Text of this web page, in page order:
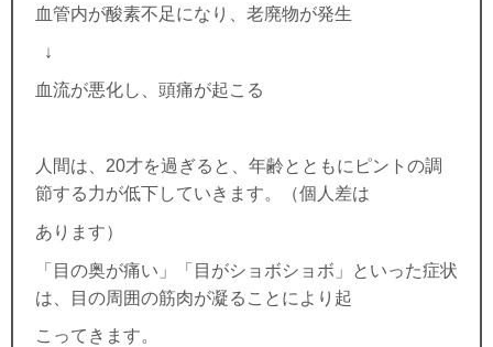
血管内が酸素不足になり、老廃物が発生
↓
血流が悪化し、頭痛が起こる
人間は、 20才を過ぎると、年齢とともにピントの調
節する力が低下していきます。（個人差は
あります）
「目の奥が痛い」「目がショボショボ」といった症状
は、目の周囲の筋肉が凝ることにより起
こってきます。